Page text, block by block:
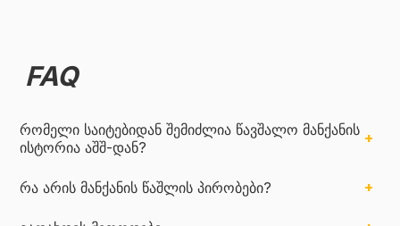
FAQ
რომელი საიტებიდან შემიძლია წავშალო მანქანის
ისტორია აშშ-დან?
რა არის მანქანის წაშლის პირობები?